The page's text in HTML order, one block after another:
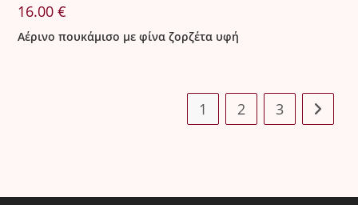
16.00€
Αέρινο πουκάμισο με φίνα ζορζέτα υφή
1 2 3